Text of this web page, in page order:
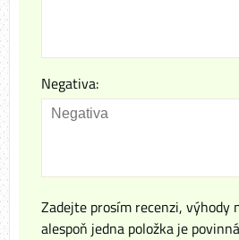
Negativa:
Zadejte prosím recenzi, výhody
alespoň jedna položka je